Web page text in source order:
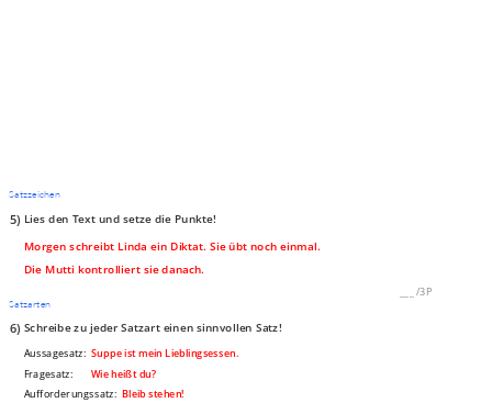
Satzzeichen
5) Lies den Text und setze die Punkte!
Morgen schreibt Linda ein Diktat. Sie übt noch einmal.
Die Mutti kontrolliert sie danach.
/3P
Satzarten
6) Schreibe zu jeder Satzart einen sinnvollen Satz!
Aussagesatz:Suppe ist mein Lieblingsessen.
Fragesatz: Wie heißt du?
Aufforderungssatz: Bleib stehen!